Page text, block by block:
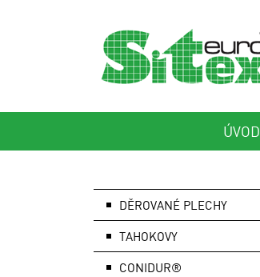
ÚVOD
DĚROVANÉ PLECHY
TAHOKOVY
CONIDUR®